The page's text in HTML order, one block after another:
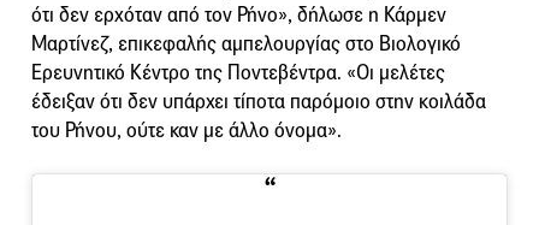
ότι δεν ερχόταν από τον Ρήνο», δήλωσε η Κάρμεν
Μαρτίνεζ, επικεφαλής αμπελουργίας στο Βιολογικό
Ερευνητικό Κέντρο της Ποντεβέντρα. «Οι μελέτες
έδειξαν ότι δεν υπάρχει τίποτα παρόμοιο στην κοιλάδα
του Ρήνου, ούτε καν με άλλο όνομα».